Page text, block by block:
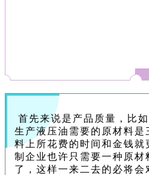
首先来说是产品质量，比
生产液压油需要的原材料是
料上所花费的时间和金钱就
制企业也许只需要一种原材
了，这样一来二去的必将